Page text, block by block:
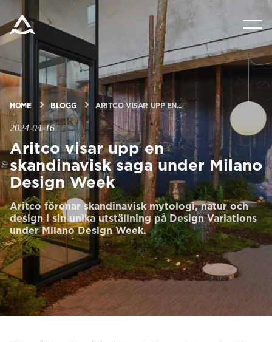
PRODUKTER
VERKTYG & DOKUMENT
BLOGG & NYHETER
OM ARITCO
FÖR PROFESSIONELLA
Beställ ett Digitalt HomeKit
Be om ett offertförslag
Kontakta oss
HOME BLOGG ARITCO VISAR UPP EN...
2024-04-16
Aritco visar upp en
skandinavisk saga under Milano
Design Week
Aritco förenar skandinavisk mytologi, natur och
design i sin unika utställning på Design Variations
under Milano Design Week.